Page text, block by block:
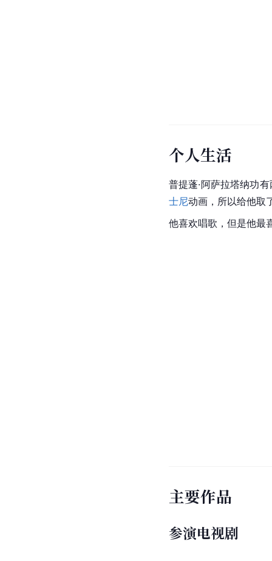
个人生活
普提蓬·阿萨拉塔纳功
士尼动画，所以给他取
他喜欢唱歌，但是他最
主要作品
参演电视剧